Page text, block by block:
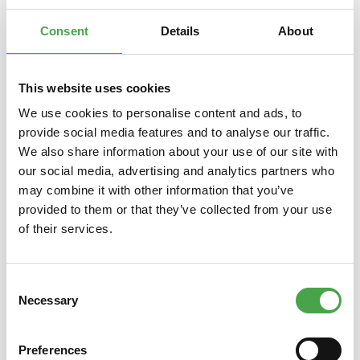
Consent Details About
This website uses cookies
We use cookies to personalise content and ads, to
provide social media features and to analyse our traffic.
We also share information about your use of our site with
our social media, advertising and analytics partners who
may combine it with other information that you’ve
provided to them or that they’ve collected from your use
of their services.
Selection
Necessary
Preferences
Produktgalerie überspringen
Das könnte Ihnen auch gefallen